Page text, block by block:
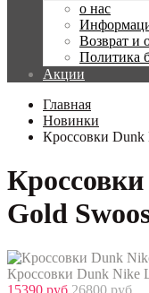
о нас
Возврат и
Политика
Акции
Главная
Новинки
Кроссовки
Gold
Кроссовки Dunk Nike
15390 руб.26800 руб.